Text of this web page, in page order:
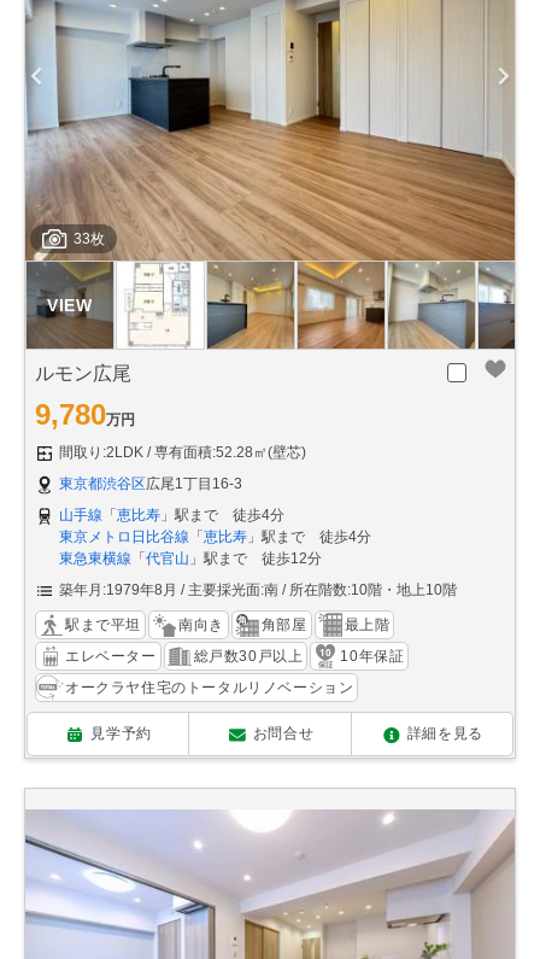
33枚
ルモン広尾
9,780万円
間取り:2LDK
専有面積:52.28㎡(壁芯)
東京都渋谷区広尾1丁目16-3
山手線 「 恵比寿 」駅まで 徒歩4分
東京メトロ日比谷線 「 恵比寿 」駅まで 徒歩4分
東急東横線 「 代官山 」駅まで 徒歩12分
築年月:1979年8月
主要採光面:南 所在階数:10階・地上10階
駅まで平坦 南向き 角部屋
最上階
エレベーター
総戸数30戸以上
10年保証
オークラヤ住宅のトータルリノベーション
見学予約 お問合せ 詳細を見る